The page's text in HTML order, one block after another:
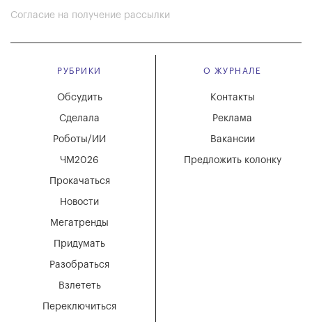
Согласие на получение рассылки
РУБРИКИ
Мегатренды
Придумать
Разобраться
Взлететь
Новости
Переключиться
Обсудить
Сделала
Роботы/ИИ
ЧМ2026
Прокачаться
О ЖУРНАЛЕ
Вакансии
Реклама
Контакты
Предложить колонку